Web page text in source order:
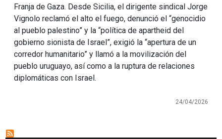
Franja de Gaza. Desde Sicilia, el dirigente sindical Jorge
Vignolo reclamó el alto el fuego, denunció el “genocidio
al pueblo palestino” y la “política de apartheid del
gobierno sionista de Israel”, exigió la “apertura de un
corredor humanitario” y llamó a la movilización del
pueblo uruguayo, así como a la ruptura de relaciones
diplomáticas con Israel.
24/04/2026